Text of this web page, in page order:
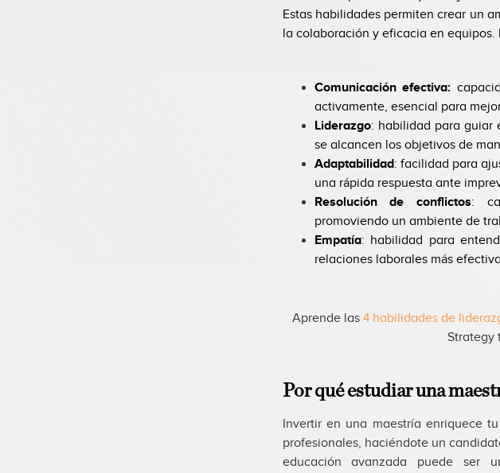
Estas habilidades permiten crear un
la colaboración y eficacia en equipos.
Comunicación efectiva:
activamente, esencial para
Liderazgo: habilidad para guiar
se alcancen los objetivos de
Adaptabilidad: facilidad para
una rápida respuesta ante
Resolución de conflictos:
promoviendo un ambiente de
Empatía: habilidad para
relaciones laborales más
Aprende las 4 habilidades de
Strategy
Por qué estudiar una
Invertir en una maestría enriquece
profesionales, haciéndote un
educación avanzada puede ser